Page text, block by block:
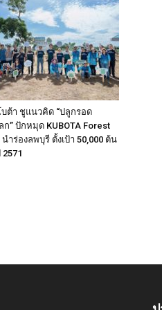
ต้า ชูแนวคิด “ปลูกรอด
ก” ปักหมุด KUBOTA Forest
ำร่องลพบุรี ตั้งเป้า 50,000 ต้น